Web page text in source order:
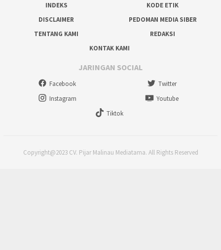
INDEKS
KODE ETIK
DISCLAIMER
PEDOMAN MEDIA SIBER
TENTANG KAMI
REDAKSI
KONTAK KAMI
JARINGAN SOCIAL
Facebook
Twitter
Instagram
Youtube
Tiktok
Copyright@2023 CV. Pijar Malinau Mediatama. All Rights Reserved